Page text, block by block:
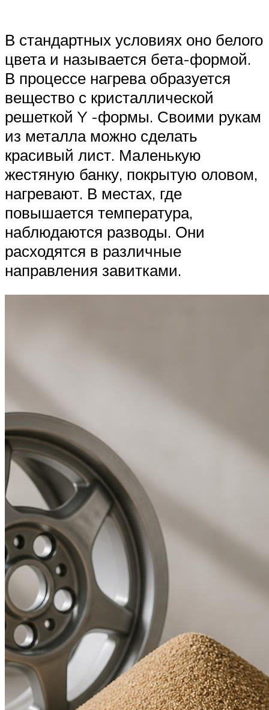
В стандартных условиях оно белого
цвета и называется бета-формой.
В процессе нагрева образуется
вещество с кристаллической
решеткой Y -формы. Своими рукам
из металла можно сделать
красивый лист. Маленькую
жестяную банку, покрытую оловом,
нагревают. В местах, где
повышается температура,
наблюдаются разводы. Они
расходятся в различные
направления завитками.